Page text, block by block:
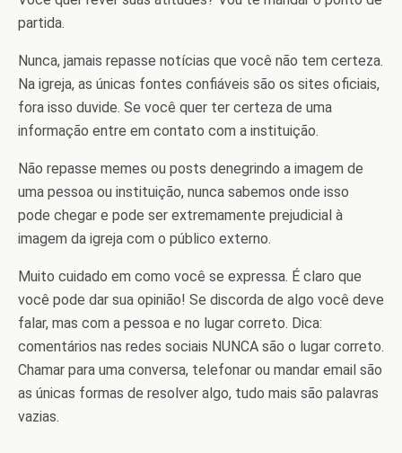
partida.
Nunca, jamais repasse notícias que você não tem certeza.
Na igreja, as únicas fontes confiáveis são os sites oficiais,
fora isso duvide. Se você quer ter certeza de uma
informação entre em contato com a instituição.
Não repasse memes ou posts denegrindo a imagem de
uma pessoa ou instituição, nunca sabemos onde isso
pode chegar e pode ser extremamente prejudicial à
imagem da igreja com o público externo.
Muito cuidado em como você se expressa. É claro que
você pode dar sua opinião! Se discorda de algo você deve
falar, mas com a pessoa e no lugar correto. Dica:
comentários nas redes sociais NUNCA são o lugar correto.
Chamar para uma conversa, telefonar ou mandar email são
as únicas formas de resolver algo, tudo mais são palavras
vazias.